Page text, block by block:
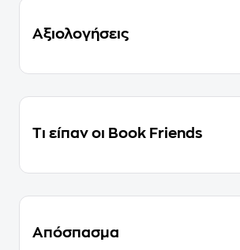
Αξιολογήσεις
Τι είπαν οι Book Friends
Απόσπασμα